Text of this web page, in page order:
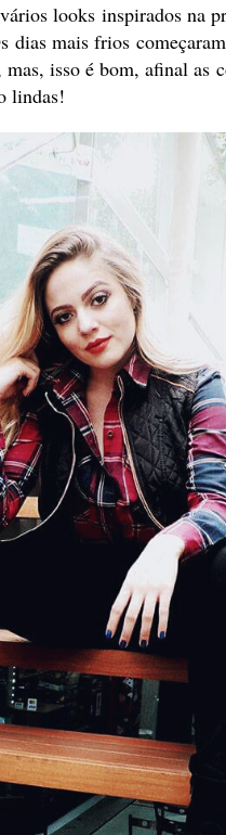
looks inspirados na
dias mais frios
isso é bom, afinal as
lindas!